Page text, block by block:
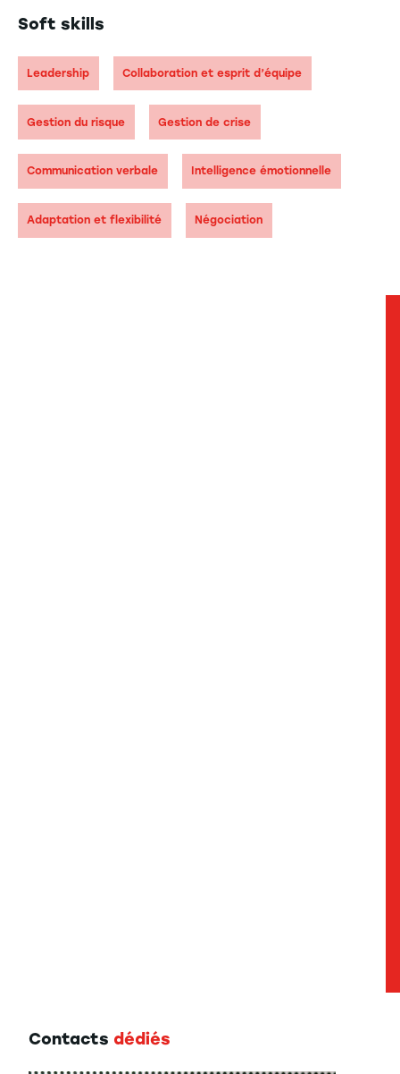
Soft skills
Leadership Collaboration et esprit d’équipe
Gestion du risque Gestion de crise
Communication verbale Intelligence émotionnelle
Adaptation et flexibilité Négociation
Contacts dédiés